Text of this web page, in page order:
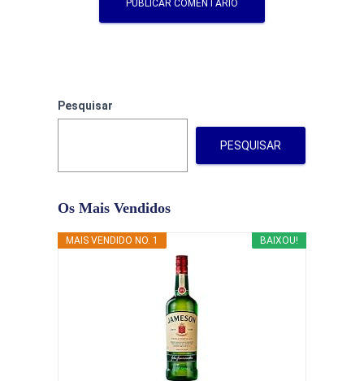
Pesquisar
PESQUISAR
Os Mais Vendidos
BAIXOU!
MAIS VENDIDO NO. 1